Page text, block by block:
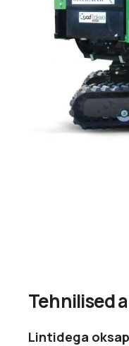
Tehnilised
Lintidega